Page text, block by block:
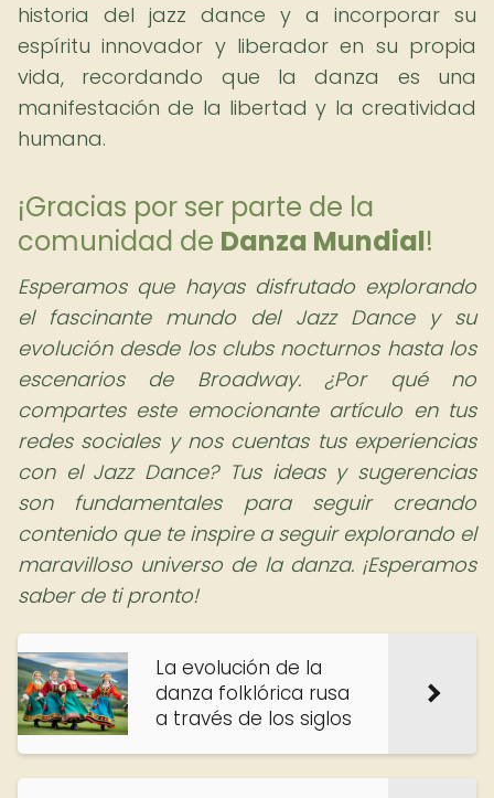
historia del jazz dance y a incorporar su
espíritu innovador y liberador en su propia
vida, recordando que la danza es una
manifestación de la libertad y la creatividad
humana.
¡Gracias por ser parte de la
comunidad de Danza Mundial!
Esperamos que hayas disfrutado explorando
el fascinante mundo del Jazz Dance y su
evolución desde los clubs nocturnos hasta los
escenarios de Broadway. ¿Por qué no
compartes este emocionante artículo en tus
redes sociales y nos cuentas tus experiencias
con el Jazz Dance? Tus ideas y sugerencias
son fundamentales para seguir creando
contenido que te inspire a seguir explorando el
maravilloso universo de la danza. ¡Esperamos
saber de ti pronto!
La evolución de la
danza folklórica rusa
a través de los siglos